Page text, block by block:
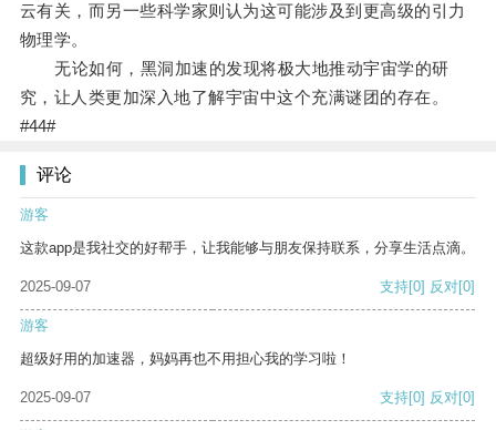
云有关，而另一些科学家则认为这可能涉及到更高级的引力
物理学。
无论如何，黑洞加速的发现将极大地推动宇宙学的研
究，让人类更加深入地了解宇宙中这个充满谜团的存在。
#44#
评论
游客
这款app是我社交的好帮手，让我能够与朋友保持联系，分享生活点滴。
2025-09-07 支持[0] 反对[0]
游客
超级好用的加速器，妈妈再也不用担心我的学习啦！
2025-09-07 支持[0] 反对[0]